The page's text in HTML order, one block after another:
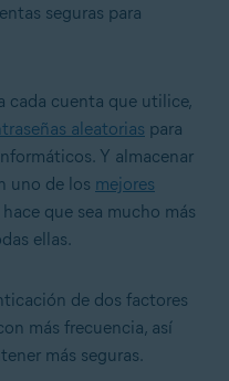
seguras para
cada cuenta que utilice,
aleatorias para
Y almacenar
uno de los mejores
hace que sea mucho más
ellas.
de dos factores
más frecuencia, así
más seguras.